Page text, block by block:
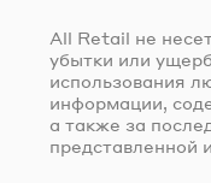
All Retail не
убытки или
использования
информации,
а также за
представленной